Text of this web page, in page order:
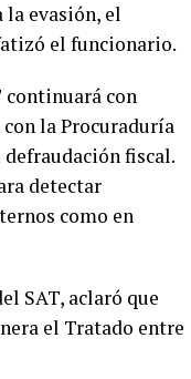
la evasión, el
el funcionario.
continuará con
la Procuraduría
defraudación fiscal.
detectar
como en
SAT, aclaró que
el Tratado entre